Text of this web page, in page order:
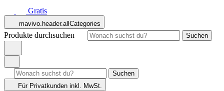
Gratis
mavivo.header.allCategories
Produkte durchsuchen Suchen
Suchen
Für Privatkunden inkl. MwSt.